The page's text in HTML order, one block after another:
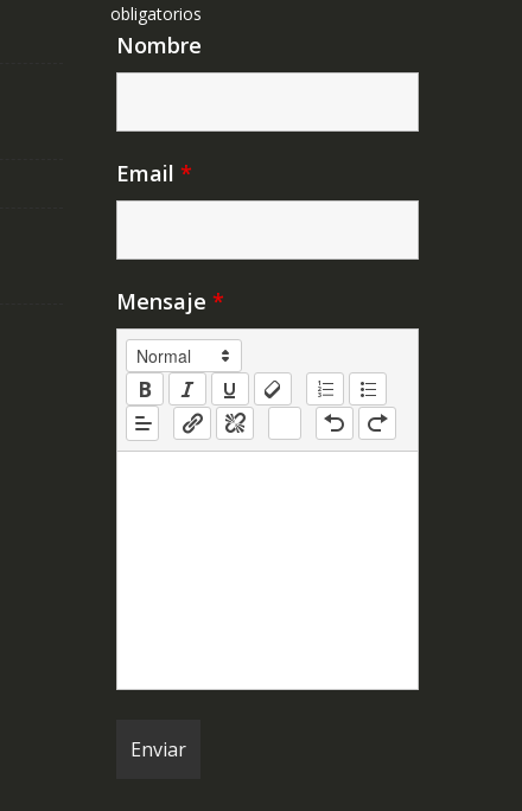
obligatorios
Nombre
Email *
Mensaje *